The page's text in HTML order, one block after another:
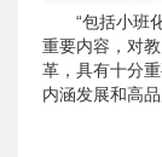
“包括小班
重要内容，对
革，具有十分
内涵发展和高